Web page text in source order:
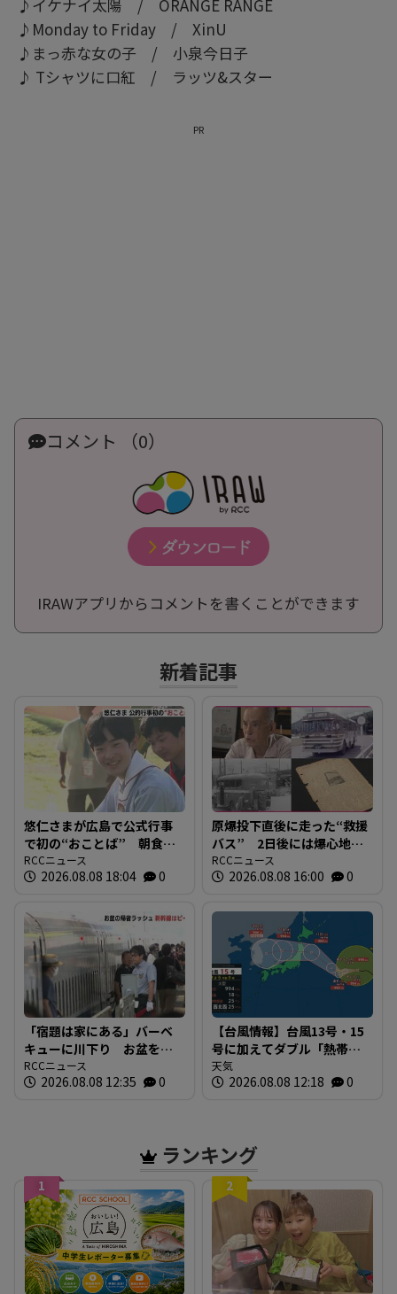
♪イケナイ太陽 / ORANGE RANGE
♪Monday to Friday / XinU
♪まっ赤な女の子 / 小泉今日子
♪ Tシャツに口紅 / ラッツ&スター
PR
コメント （0）
IRAWアプリからコメントを書くことができます
新着記事
悠仁さまが広島で公式行事
で初の“おことば” 朝食作
りや丸太切りも 福山市で
は博物館を視察
RCCニュース
2026.08.08 18:04 0
原爆投下直後に走った“救援
バス” 2日後には爆心地至
近に路線バスも 戦時下か
ら復興まで支えた“バスの歴
RCCニュース
2026.08.08 16:00 0
「宿題は家にある」バーベ
キューに川下り お盆をふ
るさとで 帰省ラッシュピ
ークで新幹線の下りはほぼ
RCCニュース
2026.08.08 12:35 0
【台風情報】台風13号・15
号に加えてダブル「熱帯低
気圧」発生へ 15号はお盆
に日本直撃か ※18日まで
天気
2026.08.08 12:18 0
ランキング
1 2